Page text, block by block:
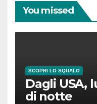
You missed
SCOPRI LO SQUALO
Dagli USA,
di notte